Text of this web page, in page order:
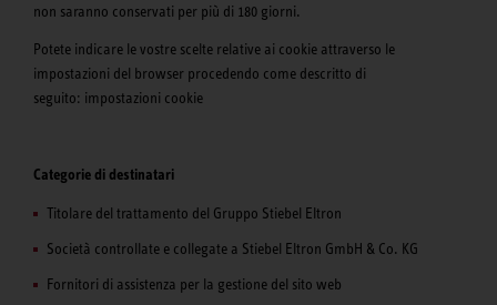
non saranno conservati per più di 180 giorni.
Potete indicare le vostre scelte relative ai cookie attraverso le
impostazioni del browser procedendo come descritto di
seguito: impostazioni cookie
Categorie di destinatari
Titolare del trattamento del Gruppo Stiebel Eltron
Società controllate e collegate a Stiebel Eltron GmbH & Co. KG
Fornitori di assistenza per la gestione del sito web